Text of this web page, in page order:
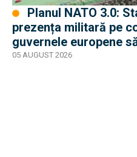
prezența militară pe
guvernele europene
05 AUGUST 2026